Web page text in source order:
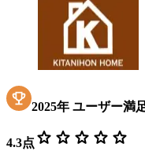
2025年 ユーザー満
4.3点 star star star star star